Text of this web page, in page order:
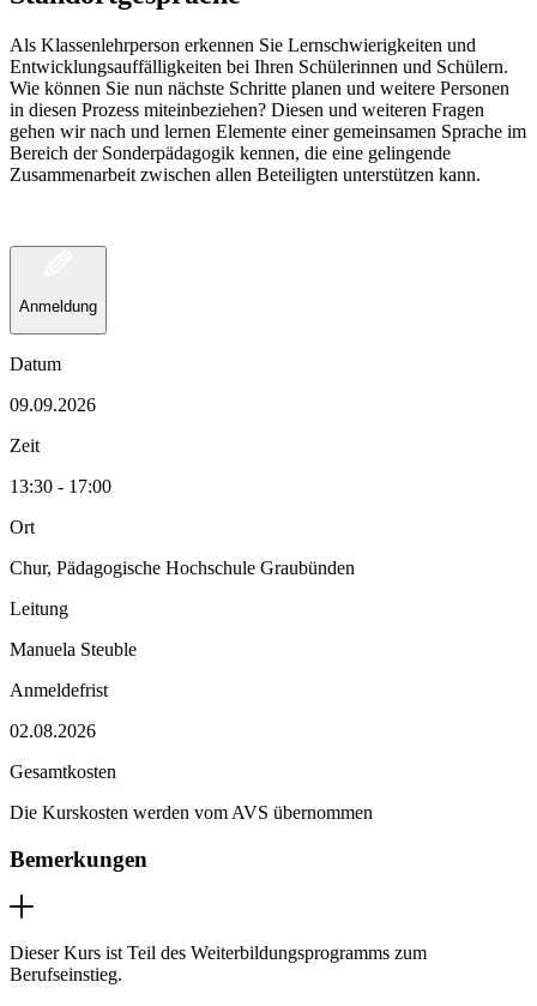
Als Klassenlehrperson erkennen Sie Lernschwierigkeiten und
Entwicklungsauffälligkeiten bei Ihren Schülerinnen und Schülern.
Wie können Sie nun nächste Schritte planen und weitere Personen
in diesen Prozess miteinbeziehen? Diesen und weiteren Fragen
gehen wir nach und lernen Elemente einer gemeinsamen Sprache im
Bereich der Sonderpädagogik kennen, die eine gelingende
Zusammenarbeit zwischen allen Beteiligten unterstützen kann.
Anmeldung
Datum
09.09.2026
Zeit
13:30 - 17:00
Ort
Chur, Pädagogische Hochschule Graubünden
Leitung
Manuela Steuble
Anmeldefrist
02.08.2026
Gesamtkosten
Die Kurskosten werden vom AVS übernommen
Bemerkungen
Dieser Kurs ist Teil des Weiterbildungsprogramms zum
Berufseinstieg.